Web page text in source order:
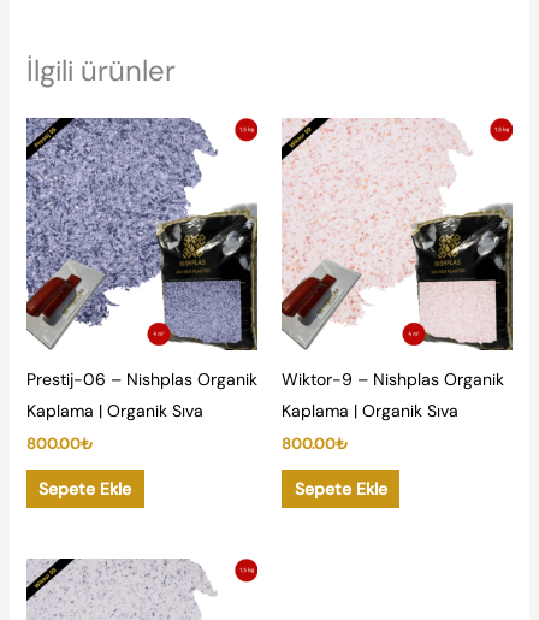
İlgili ürünler
Prestij-06 – Nishplas Organik
Kaplama | Organik Sıva
800.00₺
Sepete Ekle
Wiktor-9 – Nishplas Organik
Kaplama | Organik Sıva
800.00₺
Sepete Ekle